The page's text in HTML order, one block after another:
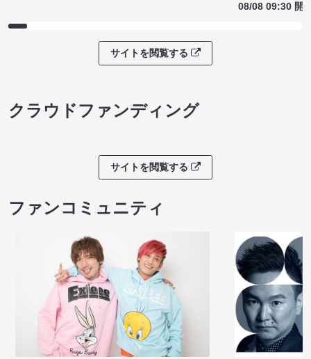
08/08 09:30 開
サイトを閲覧する
クラウドファンディング
サイトを閲覧する
ファンコミュニティ